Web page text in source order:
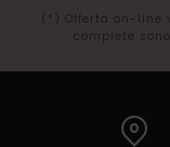
(*) Offerta on-line
complete